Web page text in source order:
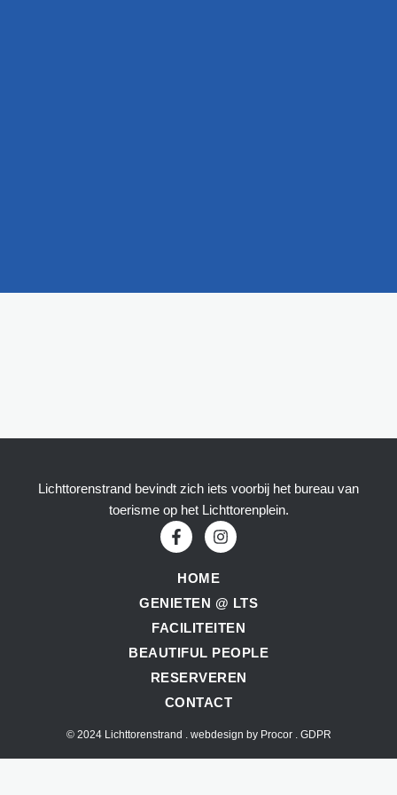
Lichttorenstrand bevindt zich iets voorbij het bureau van
toerisme op het Lichttorenplein.
HOME
GENIETEN @ LTS
FACILITEITEN
BEAUTIFUL PEOPLE
RESERVEREN
CONTACT
© 2024 Lichttorenstrand . webdesign by Procor. GDPR